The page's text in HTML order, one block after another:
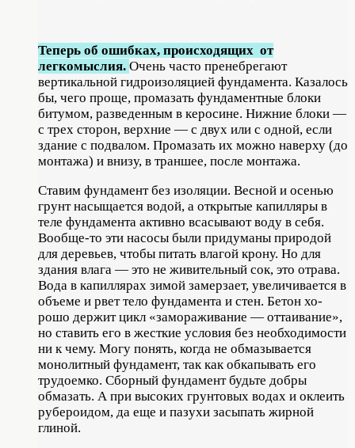
Теперь об ошибках, происходящих от
легкомыслия. Очень часто пренебре­гают
вертикальной гидроизоляцией фунда­мента. Казалось
бы, чего проще, прома­зать фундаментные блоки
битумом, раз­веденным в керосине. Нижние блоки —
с трех сторон, верхние — с двух или с одной, если
здание с подвалом. Промазать их можно наверху (до
монтажа) и внизу, в траншее, после монтажа.
Ставим фундамент без изоляции. Вес­ной и осенью
грунт насыщается водой, а открытые капилляры в
теле фундамента активно всасывают воду в себя.
Вообще-то эти насосы были придуманы природой
для деревьев, чтобы питать влагой крону. Но для
здания влага — это не живитель­ный сок, это отрава.
Вода в капиллярах зимой замерзает, увеличивается в
объеме и рвет тело фундамента и стен. Бетон хо­
рошо держит цикл «замораживание — от­таивание»,
но ставить его в жесткие ус­ловия без необходимости
ни к чему. Могу понять, когда не обмазывается
монолит­ный фундамент, так как обкапывать его
трудоемко. Сборный фундамент будьте добры
обмазать. А при высоких грунтовых водах и оклеить
рубероидом, да еще и па­зухи засыпать жирной
глиной.